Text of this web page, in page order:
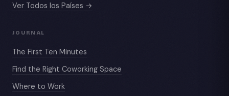
Ver Todos los Países →
JOURNAL
The First Ten Minutes
Find the Right Coworking Space
Where to Work